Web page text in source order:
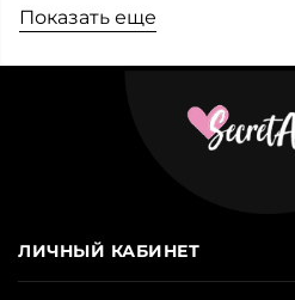
Сатин – экологически чистая
замечательно подходит для
натуральных хлопковых
довольно плотное, но все же
Показать еще
ЛИЧНЫЙ КАБИНЕТ